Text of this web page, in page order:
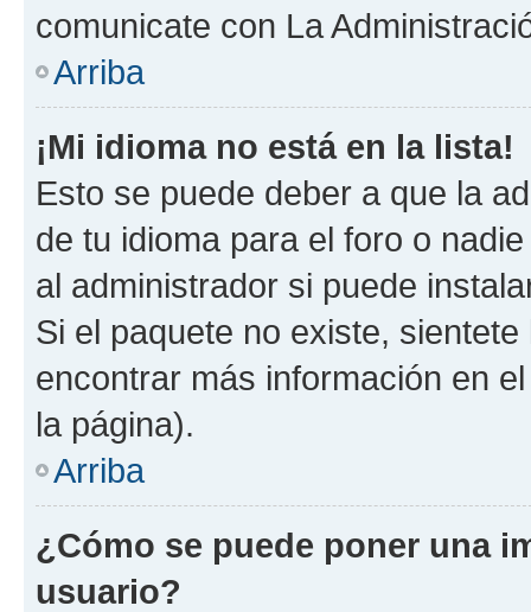
comunicate con La
Arriba
¡Mi idioma no está en la lista!
Esto se puede deber a que la
de tu idioma para el foro o
al administrador si puede
Si el paquete no existe,
encontrar más información en
la página).
Arriba
¿Cómo se puede poner una
usuario?